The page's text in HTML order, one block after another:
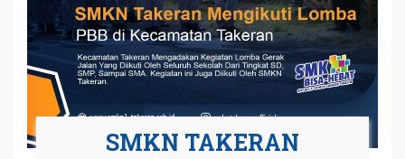
SMKN TAKERAN